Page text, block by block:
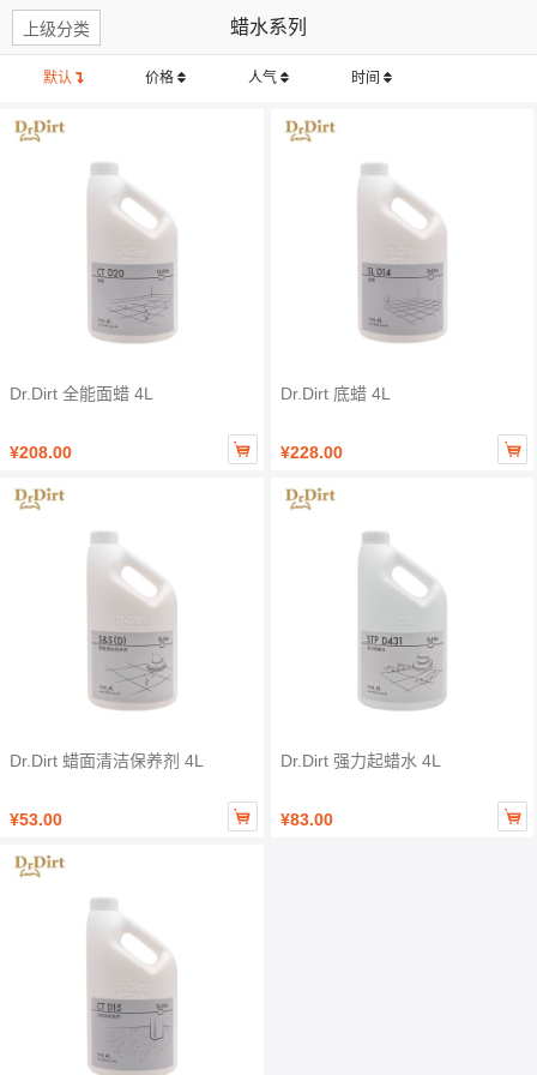
上级分类 蜡水系列
默认 价格 人气 时间
Dr.Dirt 全能面蜡 4L
¥208.00 
Dr.Dirt 底蜡 4L
¥228.00 
Dr.Dirt 蜡面清洁保养剂 4L
¥53.00 
Dr.Dirt 强力起蜡水 4L
¥83.00 